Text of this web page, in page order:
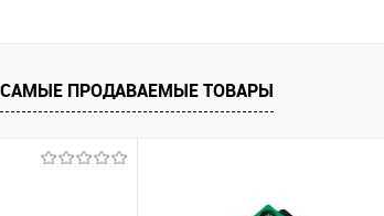
САМЫЕ ПРОДАВАЕМЫЕ ТОВАРЫ